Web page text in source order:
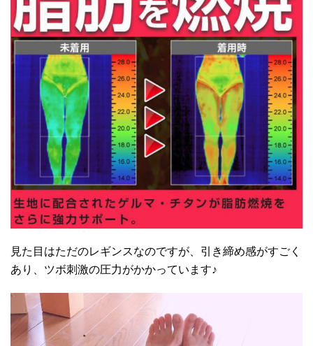
見た目はただのレギンスなのですが、引き締め感がすごく
あり、ツボ刺激の圧力がかかっています♪